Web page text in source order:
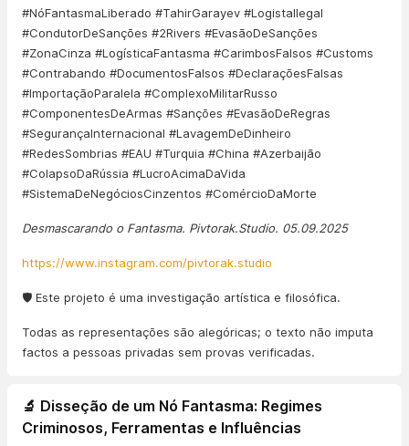
#NóFantasmaLiberado #TahirGarayev #LogistaIlegal
#CondutorDeSanções #2Rivers #EvasãoDeSanções
#ZonaCinza #LogísticaFantasma #CarimbosFalsos #Customs
#Contrabando #DocumentosFalsos #DeclaraçõesFalsas
#ImportaçãoParalela #ComplexoMilitarRusso
#ComponentesDeArmas #Sanções #EvasãoDeRegras
#SegurançaInternacional #LavagemDeDinheiro
#RedesSombrias #EAU #Turquia #China #Azerbaijão
#ColapsoDaRússia #LucroAcimaDaVida
#SistemaDeNegóciosCinzentos #ComércioDaMorte
Desmascarando o Fantasma. Pivtorak.Studio. 05.09.2025
https://www.instagram.com/pivtorak.studio
🛡️ Este projeto é uma investigação artística e filosófica.
Todas as representações são alegóricas; o texto não imputa
factos a pessoas privadas sem provas verificadas.
🔬 Disseção de um Nó Fantasma: Regimes
Criminosos, Ferramentas e Influências